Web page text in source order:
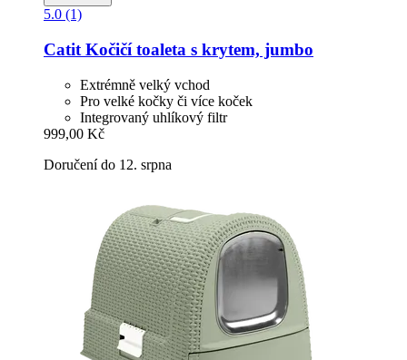
5.0 (1)
Catit Kočičí toaleta s krytem, jumbo
Extrémně velký vchod
Pro velké kočky či více koček
Integrovaný uhlíkový filtr
999,00 Kč
Doručení do 12. srpna